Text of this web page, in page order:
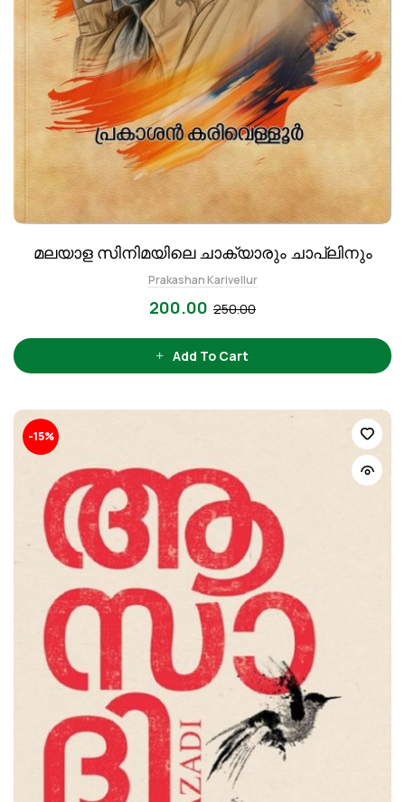
മലയാള സിനിമയിലെ ചാക്യാരും ചാപ്ലിനും
Prakashan Karivellur
250.00
200.00
Add To Cart
-15%